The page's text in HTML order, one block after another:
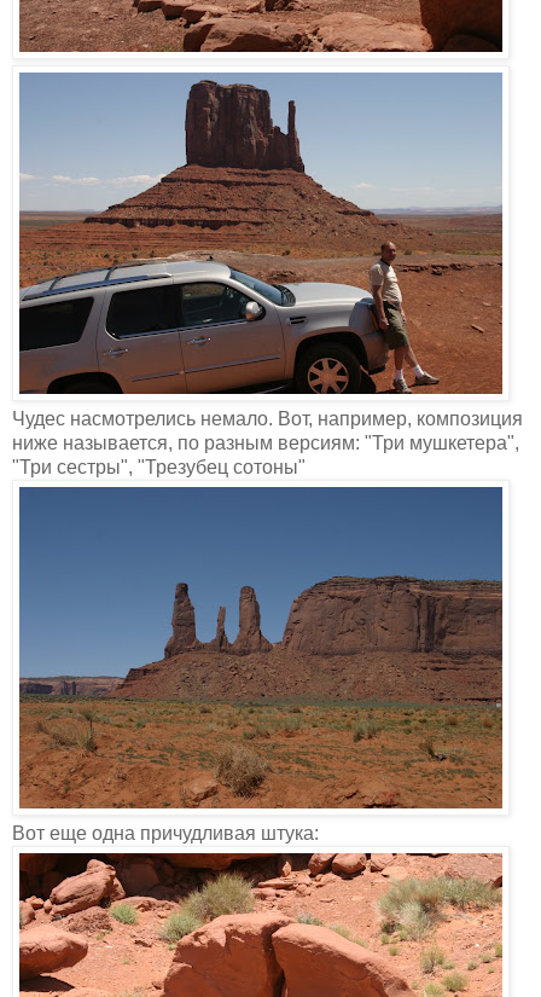
Чудес насмотрелись немало. Вот, например, композиция
ниже называется, по разным версиям: "Три мушкетера",
"Три сестры", "Трезубец сотоны"
Вот еще одна причудливая штука: